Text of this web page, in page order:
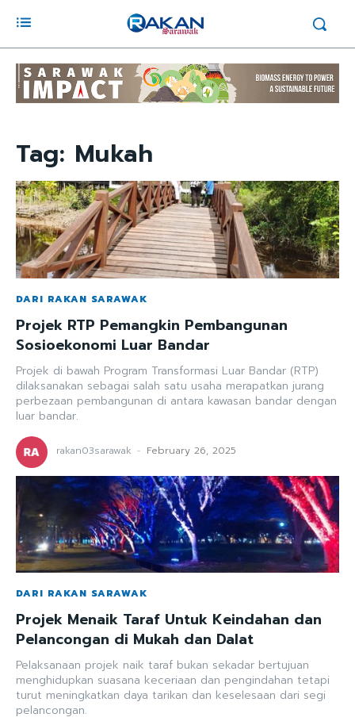
Tag: Mukah
DARI RAKAN SARAWAK
Projek RTP Pemangkin Pembangunan
Sosioekonomi Luar Bandar
Projek di bawah Program Transformasi Luar Bandar (RTP)
dilaksanakan sebagai salah satu usaha merapatkan jurang
perbezaan pembangunan di antara kawasan bandar dengan
luar bandar.
rakan03sarawak - February 26, 2025
DARI RAKAN SARAWAK
Projek Menaik Taraf Untuk Keindahan dan
Pelancongan di Mukah dan Dalat
Pelaksanaan projek naik taraf bukan sekadar bertujuan
menghidupkan suasana keceriaan dan pengindahan tetapi
turut meningkatkan daya tarikan dan keselesaan dari segi
pelancongan.